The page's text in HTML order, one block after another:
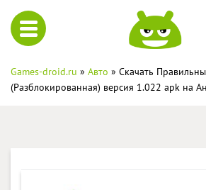
Games-droid.ru » Авто » Скачать
(Разблокированная) версия 1.022 apk на